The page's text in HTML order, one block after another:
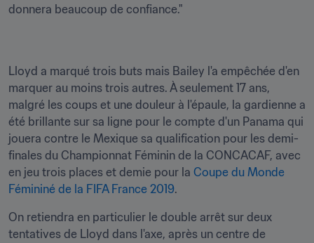
donnera beaucoup de confiance."
Lloyd a marqué trois buts mais Bailey l'a empêchée d'en
marquer au moins trois autres. À seulement 17 ans,
malgré les coups et une douleur à l'épaule, la gardienne a
été brillante sur sa ligne pour le compte d'un Panama qui
jouera contre le Mexique sa qualification pour les demi-
finales du Championnat Féminin de la CONCACAF, avec
en jeu trois places et demie pour la Coupe du Monde
Fémininé de la FIFA France 2019.
On retiendra en particulier le double arrêt sur deux
tentatives de Lloyd dans l'axe, après un centre de